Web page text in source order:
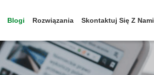
Blogi Rozwiązania Skontaktuj Się Z Nami